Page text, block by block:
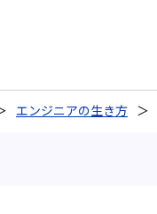
エンジニアの生き方